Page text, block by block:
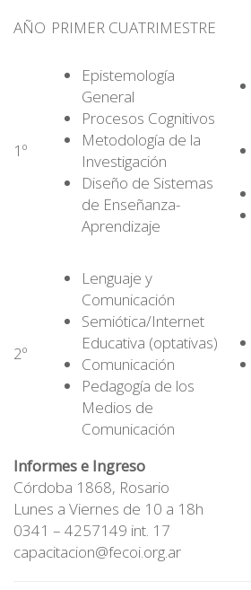
AÑO PRIMER CUATRIMESTRE
1º
Epistemología
General
Procesos Cognitivos
Metodología de la
Investigación
Diseño de Sistemas
de Enseñanza-
Aprendizaje
2º
Lenguaje y
Comunicación
Semiótica/Internet
Educativa (optativas)
Comunicación
Pedagogía de los
Medios de
Comunicación
Informes e Ingreso
Córdoba 1868, Rosario
Lunes a Viernes de 10 a 18h
0341 – 4257149 int. 17
capacitacion@fecoi.org.ar